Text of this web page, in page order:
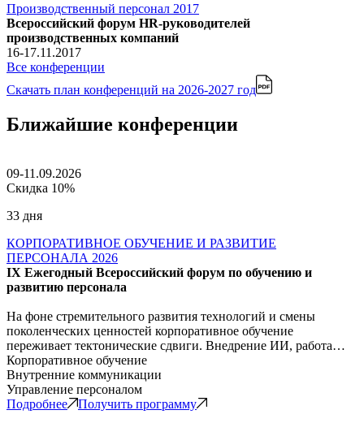
Производственный персонал 2017
Всероссийский форум HR-руководителей
производственных компаний
16-17.11.2017
Все конференции
Скачать план конференций на 2026-2027 год
Ближайшие конференции
09-11.09.2026
Скидка 10%
33 дня
КОРПОРАТИВНОЕ ОБУЧЕНИЕ И РАЗВИТИЕ
ПЕРСОНАЛА 2026
IX Ежегодный Всероссийский форум по обучению и
развитию персонала
На фоне стремительного развития технологий и смены
поколенческих ценностей корпоративное обучение
переживает тектонические сдвиги. Внедрение ИИ, работа…
Корпоративное обучение
Внутренние коммуникации
Управление персоналом
Подробнее
Получить программу